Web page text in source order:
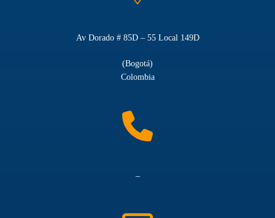
Av Dorado # 85D – 55 Local 149D
(Bogotá)
Colombia
–